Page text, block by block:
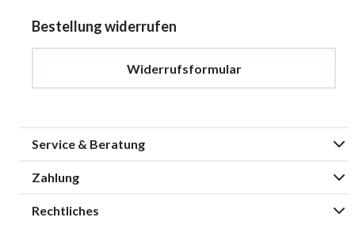
Bestellung widerrufen
Widerrufsformular
Service & Beratung
Zahlung
Rechtliches